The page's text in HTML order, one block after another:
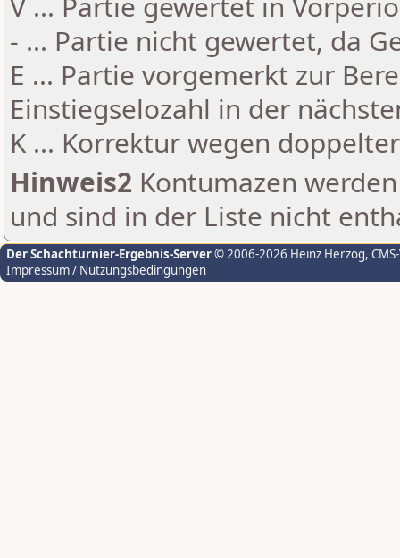
- ... Partie nicht gewertet, da
E ... Partie vorgemerkt zur
Einstiegselozahl in der
K ... Korrektur wegen
Hinweis2 Kontumazen
und sind in der Liste nicht
Der Schachturnier-Ergebnis-Server© 2006-2026 Heinz Herzog,
Impressum / Nutzungsbedingungen